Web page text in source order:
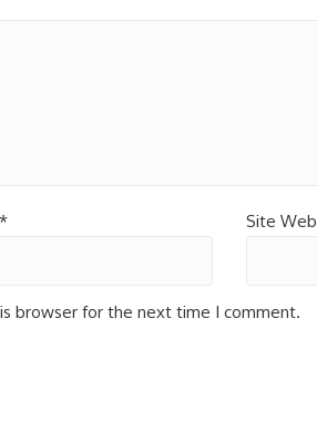
Site Web
browser for the next time I comment.